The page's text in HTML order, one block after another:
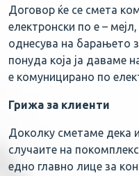
Договор ќе се смета
електронски по е –
однесува на барањето
понуда која ја даваме
е комуницирано по
Грижа за клиенти
Доколку сметаме дека
случаите на
едно главно лице за